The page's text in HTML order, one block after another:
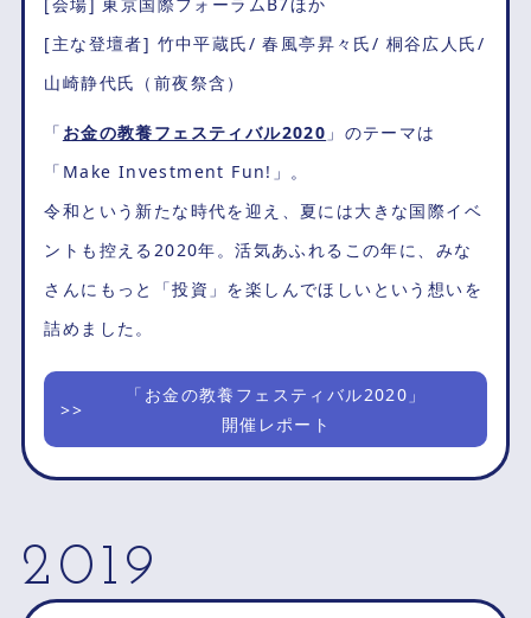
[会場] 東京国際フォーラムB7ほか
[主な登壇者] 竹中平蔵氏/ 春風亭昇々氏/ 桐谷広人氏/
山崎静代氏（前夜祭含）
「 お金の教養フェスティバル2020 」のテーマは
「Make Investment Fun!」。
令和という新たな時代を迎え、夏には大きな国際イベ
ントも控える2020年。活気あふれるこの年に、みな
さんにもっと「投資」を楽しんでほしいという想いを
詰めました。
「お金の教養フェスティバル2020」
開催レポート
2019